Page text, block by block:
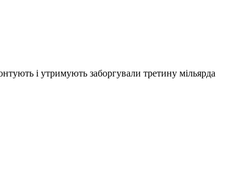
і утримують заборгували третину мільярда